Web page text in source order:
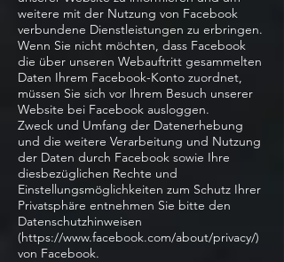
weitere mit der Nutzung von Facebook
verbundene Dienstleistungen zu erbringen.
Wenn Sie nicht möchten, dass Facebook
die über unseren Webauftritt gesammelten
Daten Ihrem Facebook-Konto zuordnet,
müssen Sie sich vor Ihrem Besuch unserer
Website bei Facebook ausloggen.
Zweck und Umfang der Datenerhebung
und die weitere Verarbeitung und Nutzung
der Daten durch Facebook sowie Ihre
diesbezüglichen Rechte und
Einstellungsmöglichkeiten zum Schutz Ihrer
Privatsphäre entnehmen Sie bitte den
Datenschutzhinweisen
(https://www.facebook.com/about/privacy/)
von Facebook.